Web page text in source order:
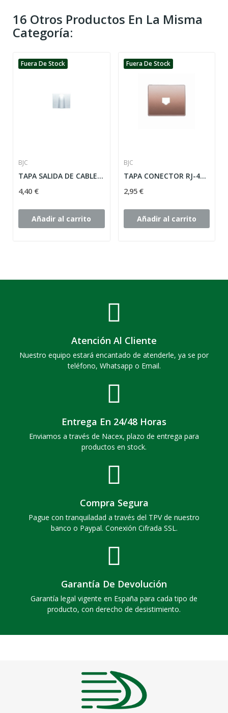
16 Otros Productos En La Misma
Categoría:
Fuera De Stock
BJC
TAPA SALIDA DE CABLES MARRON-SAMOA SERIE MEGA...
4,40 €
Añadir al carrito
Fuera De Stock
BJC
TAPA CONECTOR RJ-45 DORADO-TOSTADO SERIE MEGA...
2,95 €
Añadir al carrito
Atención Al Cliente
Nuestro equipo estará encantado de atenderle, ya se por
teléfono, Whatsapp o Email.
Entrega En 24/48 Horas
Enviamos a través de Nacex, plazo de entrega para
productos en stock.
Compra Segura
Pague con tranquiladad a través del TPV de nuestro
banco o Paypal. Conexión Cifrada SSL.
Garantía De Devolución
Garantía legal vigente en España para cada tipo de
producto, con derecho de desistimiento.